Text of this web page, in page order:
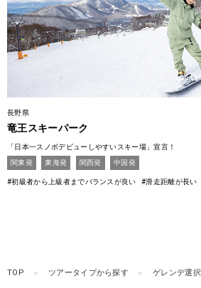
長野県
竜王スキーパーク
「日本一スノボデビューしやすいスキー場」宣言！
関東発
東海発 関西発 中国発
#初級者から上級者までバランスが良い #滑走距離が長い
TOP ツアータイプから探す ゲレンデ選択